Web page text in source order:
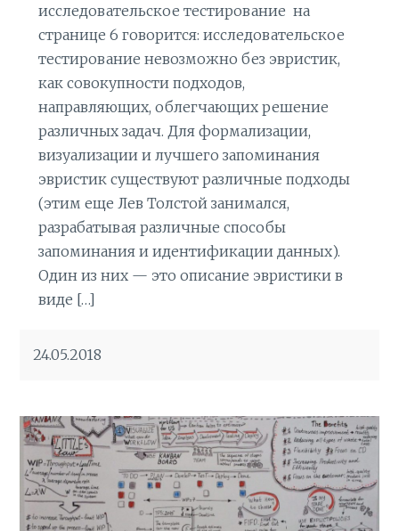
исследовательское тестирование на
странице 6 говорится: исследовательское
тестирование невозможно без эвристик,
как совокупности подходов,
направляющих, облегчающих решение
различных задач. Для формализации,
визуализации и лучшего запоминания
эвристик существуют различные подходы
(этим еще Лев Толстой занимался,
разрабатывая различные способы
запоминания и идентификации данных).
Один из них — это описание эвристики в
виде […]
24.05.2018